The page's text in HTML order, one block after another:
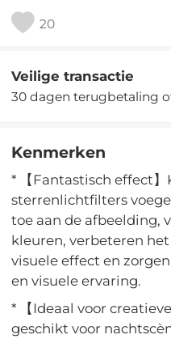
20
Veilige transactie
30 dagen terugbetaling
Kenmerken
* 【Fantastisch effect
sterrenlichtfilters
toe aan de afbeelding,
kleuren, verbeteren
visuele effect en
en visuele ervaring.
* 【Ideaal voor
geschikt voor